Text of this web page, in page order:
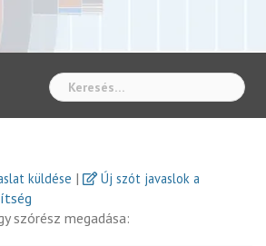
küldése |
Új szót javaslok a
szórész megadása: